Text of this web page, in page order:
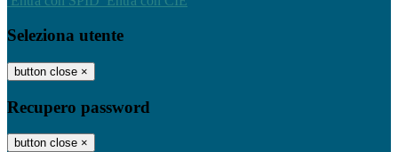
Seleziona utente
button close ×
Recupero password
button close ×